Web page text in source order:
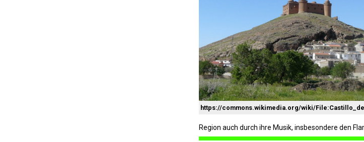
https://commons.wikimedia.org/wiki/
Region auch durch ihre Musik, insbesondere den